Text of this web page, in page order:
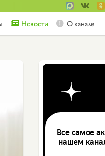
Новости О канале